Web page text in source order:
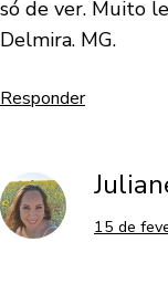
só de ver. Muito
Delmira. MG.
Responder
15 de